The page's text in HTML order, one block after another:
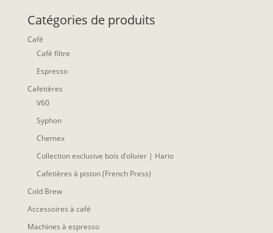
Catégories de produits
Café
Café filtre
Espresso
Cafetières
V60
Syphon
Chemex
Collection exclusive bois d’olivier | Hario
Cafetières à piston (French Press)
Cold Brew
Accessoires à café
Machines à espresso